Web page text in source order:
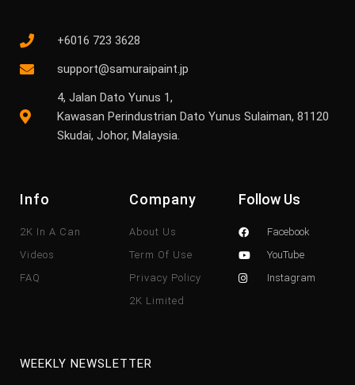
+6016 723 3628
support@samuraipaint.jp
4, Jalan Dato Yunus 1,
Kawasan Perindustrian Dato Yunus Sulaiman, 81120
Skudai, Johor, Malaysia.
Info
2K In A Can
Videos
FAQ
Company
About Us
Term Of Use
Privacy Policy
2K Limited
Follow Us
Facebook
YouTube
Instagram
WEEKLY NEWSLETTER